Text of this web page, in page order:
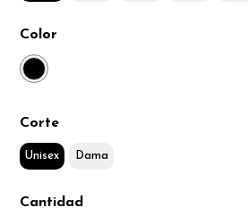
Color
Corte
Unisex Dama
Cantidad